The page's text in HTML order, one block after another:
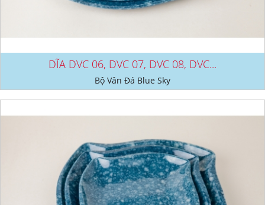
DĨA DVC 06, DVC 07, DVC 08, DVC...
Bộ Vân Đá Blue Sky